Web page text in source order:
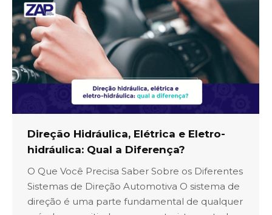
Direção Hidráulica, Elétrica e Eletro-
hidráulica: Qual a Diferença?
O Que Você Precisa Saber Sobre os Diferentes
Sistemas de Direção Automotiva O sistema de
direção é uma parte fundamental de qualquer